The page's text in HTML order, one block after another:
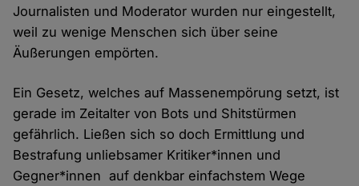
Journalisten und Moderator wurden nur eingestellt,
weil zu wenige Menschen sich über seine
Äußerungen empörten.
Ein Gesetz, welches auf Massenempörung setzt, ist
gerade im Zeitalter von Bots und Shitstürmen
gefährlich. Ließen sich so doch Ermittlung und
Bestrafung unliebsamer Kritiker*innen und
Gegner*innen auf denkbar einfachstem Wege